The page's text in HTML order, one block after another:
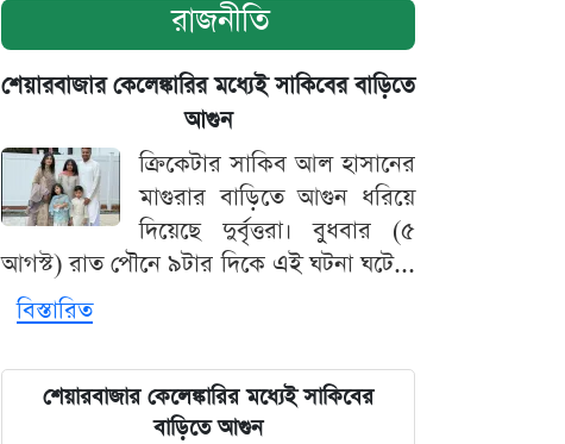
রাজনীতি
শেয়ারবাজার কেলেঙ্কারির মধ্যেই সাকিবের বাড়িতে
আগুন
ক্রিকেটার সাকিব আল হাসানের
মাগুরার বাড়িতে আগুন ধরিয়ে
দিয়েছে দুর্বৃত্তরা। বুধবার (৫
আগস্ট) রাত পৌনে ৯টার দিকে এই ঘটনা ঘটে...
বিস্তারিত
শেয়ারবাজার কেলেঙ্কারির মধ্যেই সাকিবের
বাড়িতে আগুন